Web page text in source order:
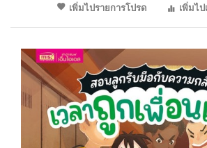
เพิ่มไปรายการโปรด
เพิ่มไ